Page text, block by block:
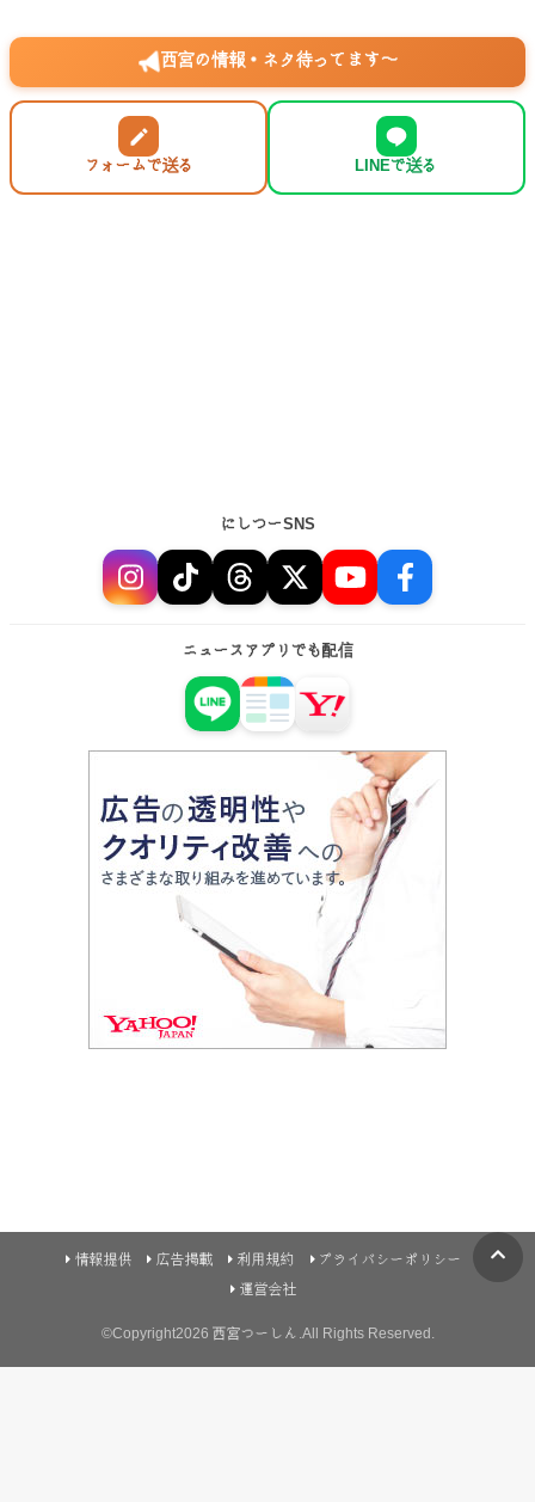
西宮の情報・ネタ待ってます〜
フォームで送る LINEで送る
にしつーSNS
ニュースアプリでも配信
情報提供 広告掲載 利用規約
プライバシーポリシー
運営会社
©Copyright2026西宮つーしん.All Rights Reserved.